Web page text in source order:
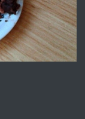
преди 4 дни
под наем в кв.